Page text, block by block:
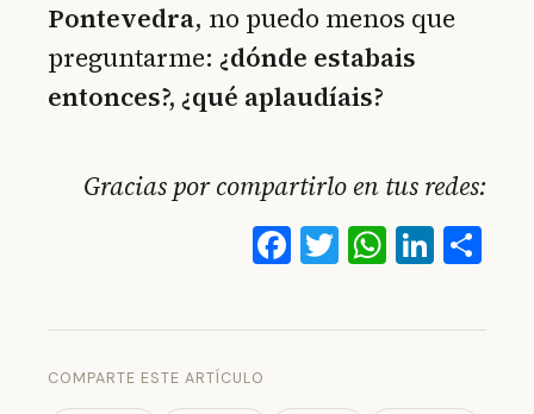
Pontevedra, no puedo menos que
preguntarme: ¿dónde estabais
entonces?, ¿qué aplaudíais?
Gracias por compartirlo en tus redes:
Facebook
Twitter
COMPARTE ESTE ARTÍCULO